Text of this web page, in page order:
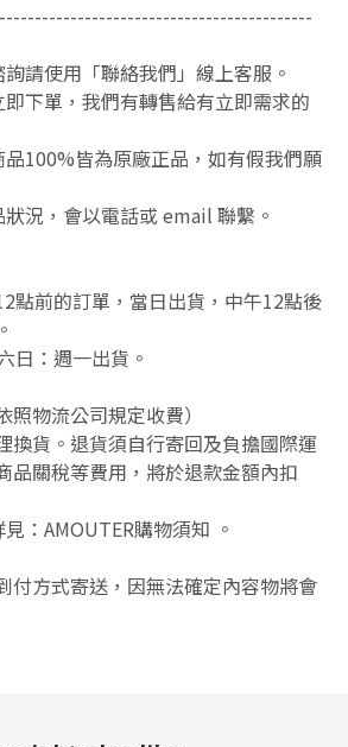
請使用「聯絡我們」線上客服。
下單，我們有轉售給有立即需求的
100%皆為原廠正品，如有假我們願
況，會以電話或 email 聯繫。
點前的訂單，當日出貨，中午12點後
日：週一出貨。
物流公司規定收費）
換貨。退貨須自行寄回及負擔國際運
品關稅等費用，將於退款金額內扣
： AMOUTER購物須知 。
付方式寄送，因無法確定內容物將會